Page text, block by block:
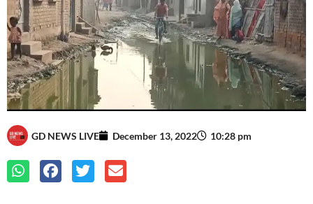
GD NEWS LIVE December 13, 2022 10:28 pm